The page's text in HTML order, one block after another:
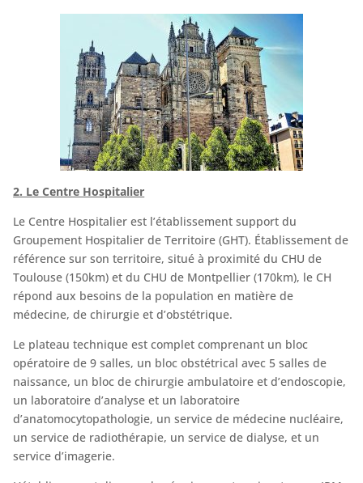
2. Le Centre Hospitalier
Le Centre Hospitalier est l’établissement support du
Groupement Hospitalier de Territoire (GHT). Établissement de
référence sur son territoire, situé à proximité du CHU de
Toulouse (150km) et du CHU de Montpellier (170km), le CH
répond aux besoins de la population en matière de
médecine, de chirurgie et d’obstétrique.
Le plateau technique est complet comprenant un bloc
opératoire de 9 salles, un bloc obstétrical avec 5 salles de
naissance, un bloc de chirurgie ambulatoire et d’endoscopie,
un laboratoire d’analyse et un laboratoire
d’anatomocytopathologie, un service de médecine nucléaire,
un service de radiothérapie, un service de dialyse, et un
service d’imagerie.